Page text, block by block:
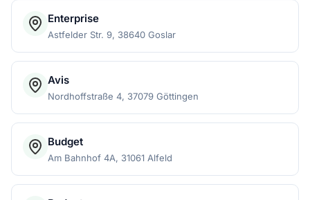
Enterprise
Astfelder Str. 9, 38640 Goslar
Avis
Nordhoffstraße 4, 37079 Göttingen
Budget
Am Bahnhof 4A, 31061 Alfeld